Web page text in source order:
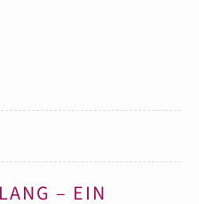
– EIN